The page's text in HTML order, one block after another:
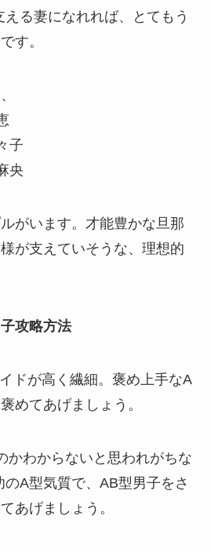
る妻になれれば、とてもう
す。
子
央
がいます。才能豊かな旦那
が支えていそうな、理想的
攻略方法
ドが高く繊細。褒め上手なA
めてあげましょう。
かわからないと思われがちな
A型気質で、AB型男子をさ
あげましょう。